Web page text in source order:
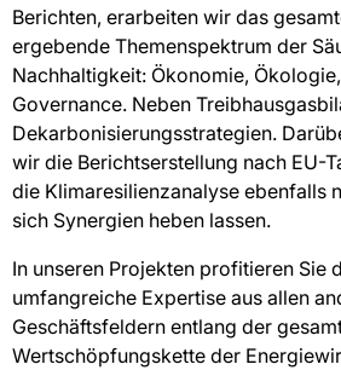
Berichten, erarbeiten wir das
ergebende Themenspektrum der
Nachhaltigkeit: Ökonomie,
Governance. Neben
Dekarbonisierungsstrategien.
wir die Berichtserstellung nach EU-
die Klimaresilienzanalyse ebenfalls
sich Synergien heben lassen.
In unseren Projekten profitieren Sie
umfangreiche Expertise aus allen
Geschäftsfeldern entlang der
Wertschöpfungskette der